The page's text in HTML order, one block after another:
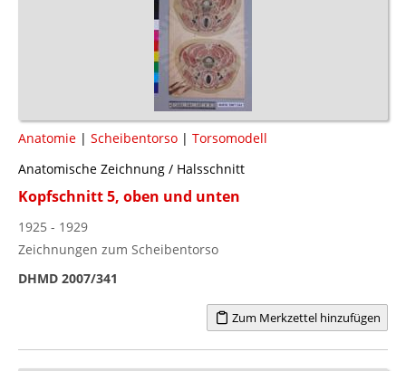
Anatomie | Scheibentorso | Torsomodell
Anatomische Zeichnung / Halsschnitt
Kopfschnitt 5, oben und unten
1925 - 1929
Zeichnungen zum Scheibentorso
DHMD 2007/341
Zum Merkzettel hinzufügen